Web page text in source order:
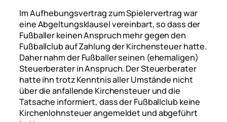
Im Aufhebungsvertrag zum Spielervertrag war
eine Abgeltungsklausel vereinbart, so dass der
Fußballer keinen Anspruch mehr gegen den
Fußballclub auf Zahlung der Kirchensteuer hatte.
Daher nahm der Fußballer seinen (ehemaligen)
Steuerberater in Anspruch. Der Steuerberater
hatte ihn trotz Kenntnis aller Umstände nicht
über die anfallende Kirchensteuer und die
Tatsache informiert, dass der Fußballclub keine
Kirchenlohnsteuer angemeldet und abgeführt